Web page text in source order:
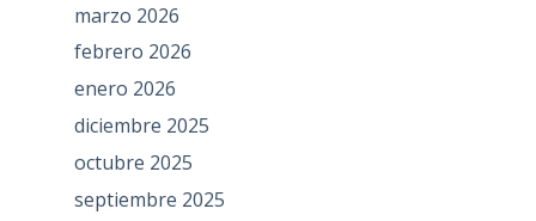
marzo 2026
febrero 2026
enero 2026
diciembre 2025
octubre 2025
septiembre 2025